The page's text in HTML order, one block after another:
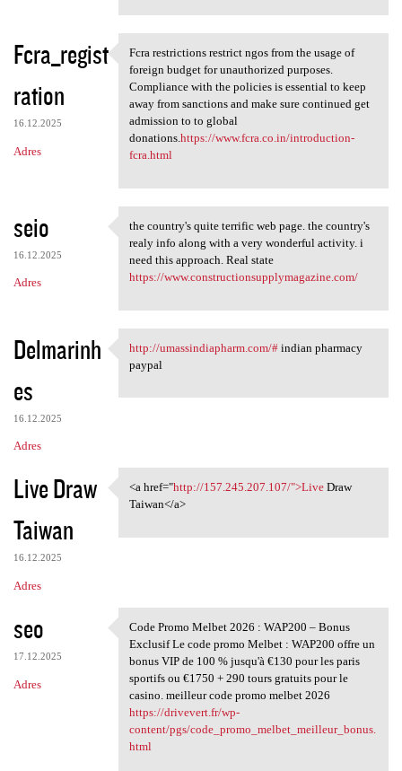
Fcra_regist
ration
16.12.2025
Adres
Fcra restrictions restrict
Fcra restrictions restrict ngos from the usage of
foreign budget for unauthorized purposes.
Compliance with the policies is essential to keep
away from sanctions and make sure continued get
admission to to global
donations.https://www.fcra.co.in/introduction-
fcra.html
seio
16.12.2025
Adres
the country's quite terrific
the country's quite terrific web page. the country's
realy info along with a very wonderful activity. i
need this approach. Real state
https://www.constructionsupplymagazine.com/
Delmarinh
es
16.12.2025
Adres
http://umassindiapharm.com/#
http://umassindiapharm.com/#indian pharmacy
paypal
Live Draw
Taiwan
16.12.2025
Adres
<a href="http://157.245.207
<a href="http://157.245.207.107/">LiveDraw
Taiwan</a>
seo
17.12.2025
Adres
Code Promo Melbet 2026 :
Code Promo Melbet 2026 : WAP200 – Bonus
Exclusif Le code promo Melbet : WAP200 offre un
bonus VIP de 100 % jusqu'à €130 pour les paris
sportifs ou €1750 + 290 tours gratuits pour le
casino. meilleur code promo melbet 2026
https://drivevert.fr/wp-
content/pgs/code_promo_melbet_meilleur_bonus.
html